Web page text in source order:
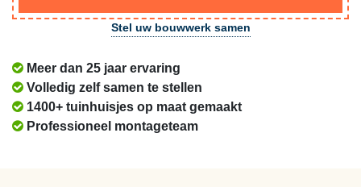
Stel uw bouwwerk samen
Meer dan 25 jaar ervaring
Volledig zelf samen te stellen
1400+ tuinhuisjes op maat gemaakt
Professioneel montageteam